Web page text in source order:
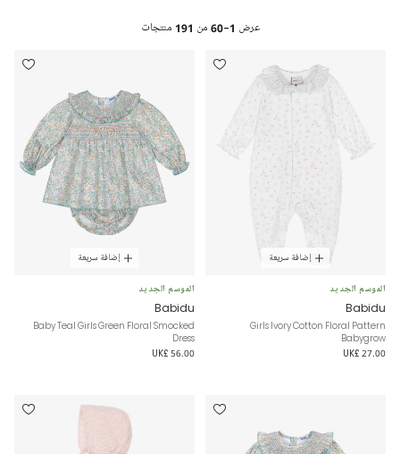
عرض 1-60 من 191 منتجات
إضافة سريعة
الموسم الجديد
Babidu
Girls Ivory Cotton Floral Pattern
Babygrow
UK£ 27.00
إضافة سريعة
الموسم الجديد
Babidu
Baby Teal Girls Green Floral Smocked
Dress
UK£ 56.00